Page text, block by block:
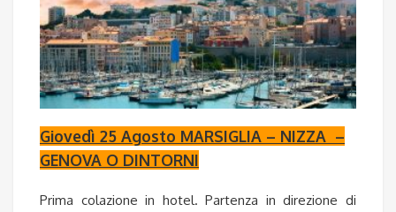
Giovedì 25 Agosto MARSIGLIA – NIZZA –
GENOVA O DINTORNI
Prima colazione in hotel. Partenza in direzione di